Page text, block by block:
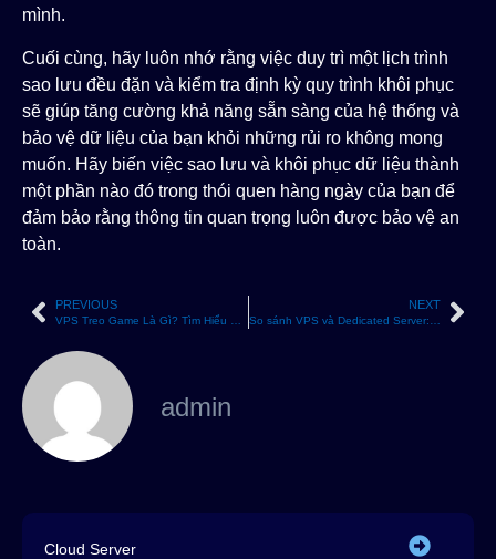
Cloud Server
mình.
Cuối cùng, hãy luôn nhớ rằng việc duy trì một lịch trình
sao lưu đều đặn và kiểm tra định kỳ quy trình khôi phục
sẽ giúp tăng cường khả năng sẵn sàng của hệ thống và
bảo vệ dữ liệu của bạn khỏi những rủi ro không mong
muốn. Hãy biến việc sao lưu và khôi phục dữ liệu thành
một phần nào đó trong thói quen hàng ngày của bạn để
đảm bảo rằng thông tin quan trọng luôn được bảo vệ an
toàn.
PREVIOUS NEXT
admin